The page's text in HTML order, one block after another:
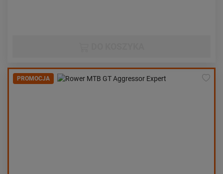
PROMOCJA